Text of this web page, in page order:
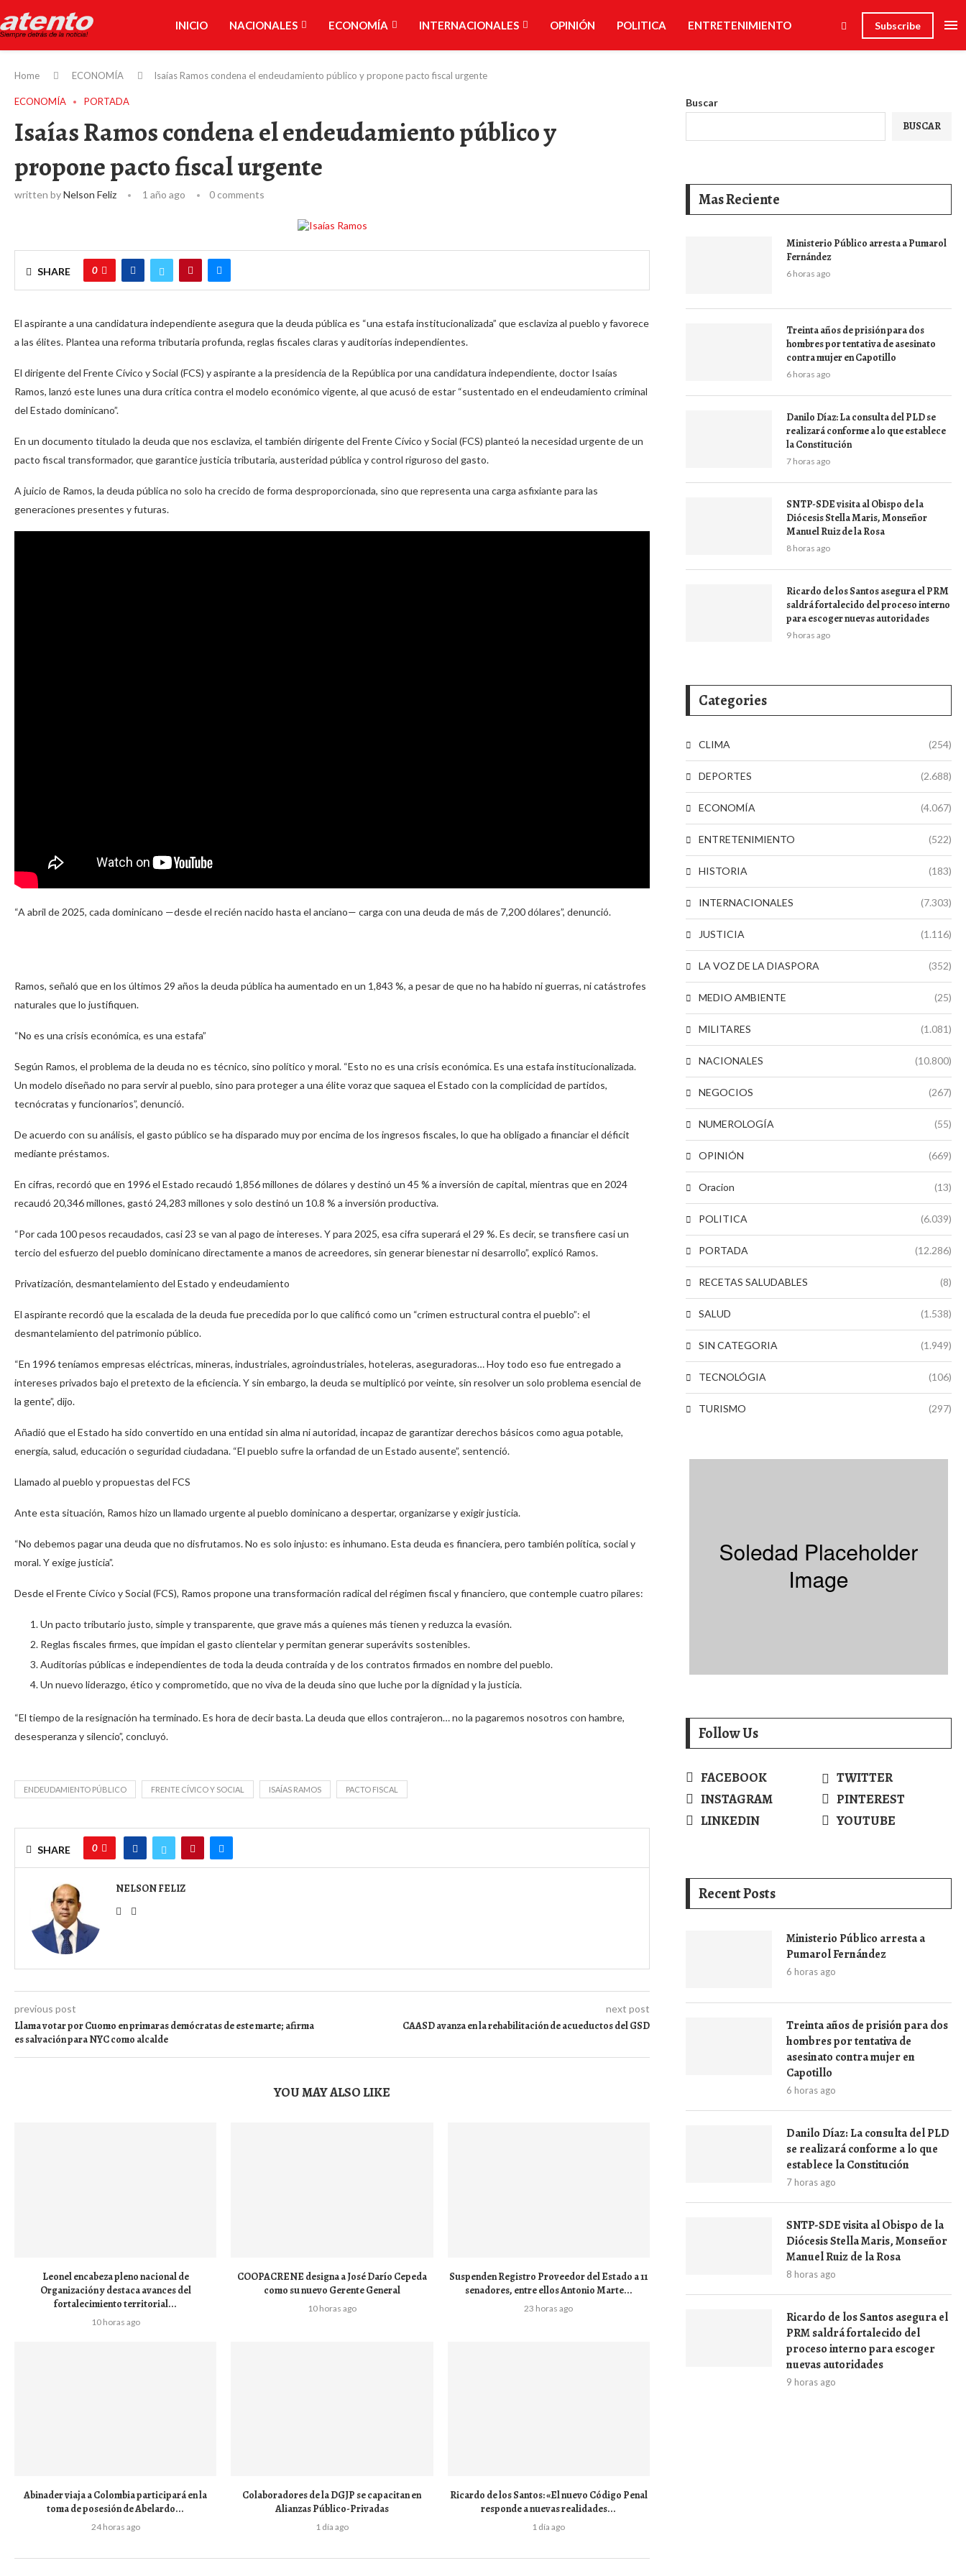
INICIO NACIONALES ECONOMÍA INTERNACIONALES OPINIÓN POLITICA ENTRETENIMIENTO Subscribe
Home ECONOMÍA Isaías Ramos condena el endeudamiento público y propone pacto fiscal urgente
ECONOMÍA PORTADA
Isaías Ramos condena el endeudamiento público y
propone pacto fiscal urgente
written byNelson Feliz 1 año ago 0 comments
SHARE 0
El aspirante a una candidatura independiente asegura que la deuda pública es “una estafa institucionalizada” que esclaviza al pueblo y favorece
a las élites. Plantea una reforma tributaria profunda, reglas fiscales claras y auditorías independientes.
El dirigente del Frente Cívico y Social (FCS) y aspirante a la presidencia de la República por una candidatura independiente, doctor Isaías
Ramos, lanzó este lunes una dura crítica contra el modelo económico vigente, al que acusó de estar “sustentado en el endeudamiento criminal
del Estado dominicano”.
En un documento titulado la deuda que nos esclaviza, el también dirigente del Frente Cívico y Social (FCS) planteó la necesidad urgente de un
pacto fiscal transformador, que garantice justicia tributaria, austeridad pública y control riguroso del gasto.
A juicio de Ramos, la deuda pública no solo ha crecido de forma desproporcionada, sino que representa una carga asfixiante para las
generaciones presentes y futuras.
“A abril de 2025, cada dominicano —desde el recién nacido hasta el anciano— carga con una deuda de más de 7,200 dólares”, denunció.
Ramos, señaló que en los últimos 29 años la deuda pública ha aumentado en un 1,843 %, a pesar de que no ha habido ni guerras, ni catástrofes
naturales que lo justifiquen.
“No es una crisis económica, es una estafa”
Según Ramos, el problema de la deuda no es técnico, sino político y moral. “Esto no es una crisis económica. Es una estafa institucionalizada.
Un modelo diseñado no para servir al pueblo, sino para proteger a una élite voraz que saquea el Estado con la complicidad de partidos,
tecnócratas y funcionarios”, denunció.
De acuerdo con su análisis, el gasto público se ha disparado muy por encima de los ingresos fiscales, lo que ha obligado a financiar el déficit
mediante préstamos.
En cifras, recordó que en 1996 el Estado recaudó 1,856 millones de dólares y destinó un 45 % a inversión de capital, mientras que en 2024
recaudó 20,346 millones, gastó 24,283 millones y solo destinó un 10.8 % a inversión productiva.
“Por cada 100 pesos recaudados, casi 23 se van al pago de intereses. Y para 2025, esa cifra superará el 29 %. Es decir, se transfiere casi un
tercio del esfuerzo del pueblo dominicano directamente a manos de acreedores, sin generar bienestar ni desarrollo”, explicó Ramos.
Privatización, desmantelamiento del Estado y endeudamiento
El aspirante recordó que la escalada de la deuda fue precedida por lo que calificó como un “crimen estructural contra el pueblo”: el
desmantelamiento del patrimonio público.
“En 1996 teníamos empresas eléctricas, mineras, industriales, agroindustriales, hoteleras, aseguradoras… Hoy todo eso fue entregado a
intereses privados bajo el pretexto de la eficiencia. Y sin embargo, la deuda se multiplicó por veinte, sin resolver un solo problema esencial de
la gente”, dijo.
Añadió que el Estado ha sido convertido en una entidad sin alma ni autoridad, incapaz de garantizar derechos básicos como agua potable,
energía, salud, educación o seguridad ciudadana. “El pueblo sufre la orfandad de un Estado ausente”, sentenció.
Llamado al pueblo y propuestas del FCS
Ante esta situación, Ramos hizo un llamado urgente al pueblo dominicano a despertar, organizarse y exigir justicia.
“No debemos pagar una deuda que no disfrutamos. No es solo injusto: es inhumano. Esta deuda es financiera, pero también política, social y
moral. Y exige justicia”.
Desde el Frente Cívico y Social (FCS), Ramos propone una transformación radical del régimen fiscal y financiero, que contemple cuatro pilares:
Un pacto tributario justo, simple y transparente, que grave más a quienes más tienen y reduzca la evasión.
Reglas fiscales firmes, que impidan el gasto clientelar y permitan generar superávits sostenibles.
Auditorías públicas e independientes de toda la deuda contraída y de los contratos firmados en nombre del pueblo.
Un nuevo liderazgo, ético y comprometido, que no viva de la deuda sino que luche por la dignidad y la justicia.
“El tiempo de la resignación ha terminado. Es hora de decir basta. La deuda que ellos contrajeron… no la pagaremos nosotros con hambre,
desesperanza y silencio”, concluyó.
ENDEUDAMIENTO PÚBLICO FRENTE CÍVICO Y SOCIAL ISAÍAS RAMOS PACTO FISCAL
SHARE 0
NELSON FELIZ
previous post
Llama votar por Cuomo en primaras demócratas de este marte; afirma
es salvación para NYC como alcalde
next post
CAASD avanza en la rehabilitación de acueductos del GSD
YOU MAY ALSO LIKE
Leonel encabeza pleno nacional de
Organización y destaca avances del
fortalecimiento territorial...
10 horas ago
COOPACRENE designa a José Darío Cepeda
como su nuevo Gerente General
10 horas ago
Suspenden Registro Proveedor del Estado a 11
senadores, entre ellos Antonio Marte...
23 horas ago
Abinader viaja a Colombia participará en la
toma de posesión de Abelardo...
24 horas ago
Colaboradores de la DGJP se capacitan en
Alianzas Público-Privadas
1 día ago
Ricardo de los Santos: «El nuevo Código Penal
responde a nuevas realidades...
1 día ago
Buscar
BUSCAR
Mas Reciente
Ministerio Público arresta a Pumarol
Fernández
6 horas ago
Treinta años de prisión para dos
hombres por tentativa de asesinato
contra mujer en Capotillo
6 horas ago
Danilo Díaz: La consulta del PLD se
realizará conforme a lo que establece
la Constitución
7 horas ago
SNTP-SDE visita al Obispo de la
Diócesis Stella Maris, Monseñor
Manuel Ruiz de la Rosa
8 horas ago
Ricardo de los Santos asegura el PRM
saldrá fortalecido del proceso interno
para escoger nuevas autoridades
9 horas ago
Categories
CLIMA (254)
DEPORTES (2.688)
ECONOMÍA (4.067)
ENTRETENIMIENTO (522)
HISTORIA (183)
INTERNACIONALES (7.303)
JUSTICIA (1.116)
LA VOZ DE LA DIASPORA (352)
MEDIO AMBIENTE (25)
MILITARES (1.081)
NACIONALES (10.800)
NEGOCIOS (267)
NUMEROLOGÍA (55)
OPINIÓN (669)
Oracion (13)
POLITICA (6.039)
PORTADA (12.286)
RECETAS SALUDABLES (8)
SALUD (1.538)
SIN CATEGORIA (1.949)
TECNOLÓGIA (106)
TURISMO (297)
Follow Us
FACEBOOK
TWITTER
INSTAGRAM
PINTEREST
LINKEDIN
YOUTUBE
Recent Posts
Ministerio Público arresta a
Pumarol Fernández
6 horas ago
Treinta años de prisión para dos
hombres por tentativa de
asesinato contra mujer en
Capotillo
6 horas ago
Danilo Díaz: La consulta del PLD
se realizará conforme a lo que
establece la Constitución
7 horas ago
SNTP-SDE visita al Obispo de la
Diócesis Stella Maris, Monseñor
Manuel Ruiz de la Rosa
8 horas ago
Ricardo de los Santos asegura el
PRM saldrá fortalecido del
proceso interno para escoger
nuevas autoridades
9 horas ago